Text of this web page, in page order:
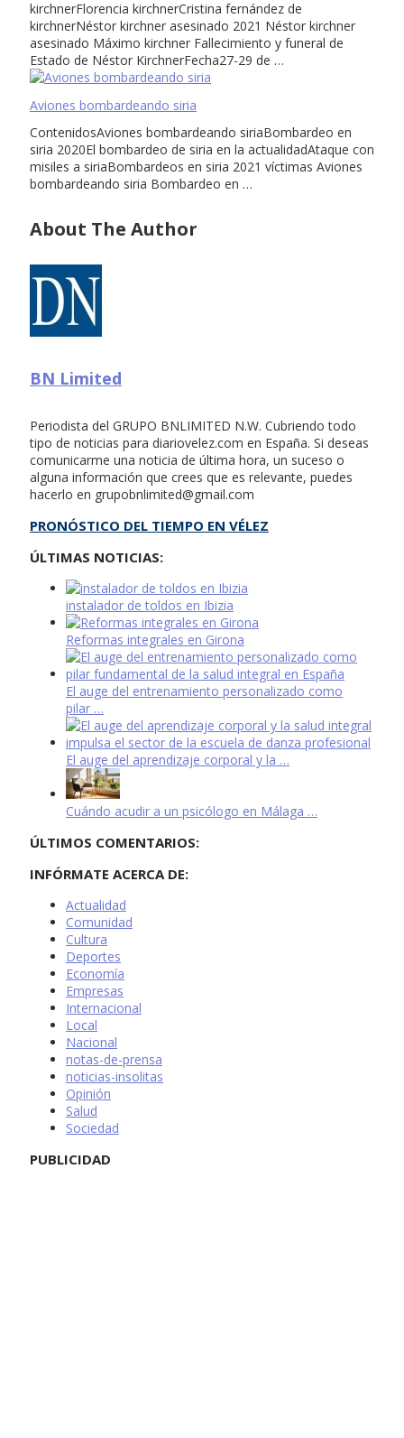
kirchnerFlorencia kirchnerCristina fernández de
kirchnerNéstor kirchner asesinado 2021 Néstor kirchner
asesinado Máximo kirchner Fallecimiento y funeral de
Estado de Néstor KirchnerFecha27-29 de …
Aviones bombardeando siria
ContenidosAviones bombardeando siriaBombardeo en
siria 2020El bombardeo de siria en la actualidadAtaque con
misiles a siriaBombardeos en siria 2021 víctimas Aviones
bombardeando siria Bombardeo en …
About The Author
BN Limited
Periodista del GRUPO BNLIMITED N.W. Cubriendo todo
tipo de noticias para diariovelez.com en España. Si deseas
comunicarme una noticia de última hora, un suceso o
alguna información que crees que es relevante, puedes
hacerlo en grupobnlimited@gmail.com
PRONÓSTICO DEL TIEMPO EN VÉLEZ
ÚLTIMAS NOTICIAS:
instalador de toldos en Ibizia
Reformas integrales en Girona
El auge del entrenamiento personalizado como
pilar …
El auge del aprendizaje corporal y la …
Cuándo acudir a un psicólogo en Málaga …
ÚLTIMOS COMENTARIOS:
INFÓRMATE ACERCA DE:
Actualidad
Comunidad
Cultura
Deportes
Economía
Empresas
Internacional
Local
Nacional
notas-de-prensa
noticias-insolitas
Opinión
Salud
Sociedad
PUBLICIDAD